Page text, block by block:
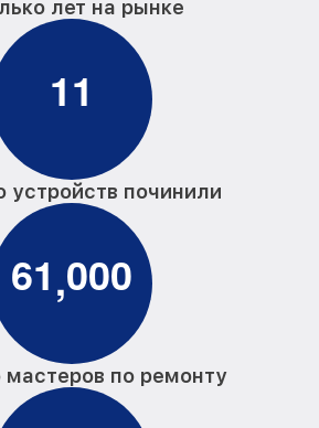
лет на рынке
11
устройств починили
61,000
мастеров по ремонту